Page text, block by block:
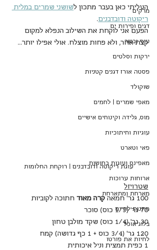
מרקים
דגים ופירות ים
עוף ובשר
ירקות וסלטים
פסטה אורז דגנים קטניות
שוקולד
מאפי שמרים | לחמים
מוס, גלידה וקינוחים אישיים
עוגיות וחיתוכיות
פאי וטארט
מאפינס ועוגות בחושות
ארוחות ערוכות
מארחת ומתארחת
מתנות לחיים
בלוג אוכל
לחיות את פורטו
העליתי כאן בעבר מתכון לשושני שמרים במלית
ריקוטה ודובדבנים.
הפעם אני לוקחת את השילוב הנפלא למקום
קצת אחר, ולא פחות מוצלח. אולי אפילו יותר...
עוגת ריקוטה ודובדבנים | רוקחת החלומות
שטרויזל
100 גר' חמאה
קרה מאוד חתוכה לקוביות
70 גר' (1/3 כוס) סוכר
30 גר' (1/4 כוס) שקד מולבן טחון
120 גר' (3/4 כוס + 1 כף גדושה) קמח
1 כפית תמצית וניל איכותית